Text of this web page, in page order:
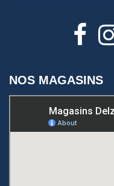
NOS MAGASINS